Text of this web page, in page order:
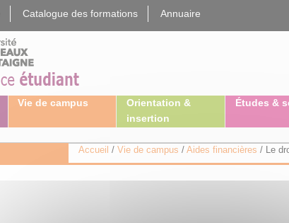
Catalogue des formations Annuaire
Vie de campus
Orientation &
insertion
Études &
Accueil / Vie de campus / Aides financières / Le